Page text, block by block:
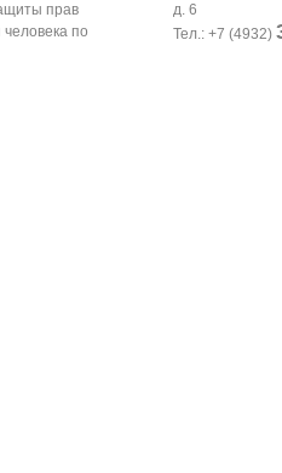
прав
по
д. 6
Тел.: +7 (4932)